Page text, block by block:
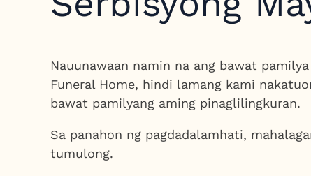
Nauunawaan namin na ang bawat
Funeral Home, hindi lamang kami
bawat pamilyang aming pinaglilingkuran.
Sa panahon ng pagdadalamhati,
tumulong.